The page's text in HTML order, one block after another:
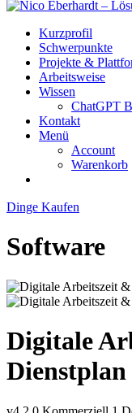
Kurzprofil
Schwerpunkte
Projekte &
Arbeitsweise
Wissen
ChatGPT
Kontakt
Menü
Account
Warenkorb
Dinge Kaufen
Software
Digitale
Dienstplan